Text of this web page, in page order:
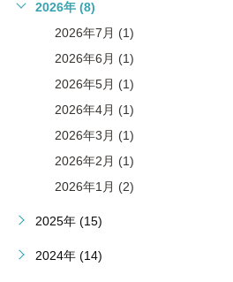
2026年 (8)
2026年7月 (1)
2026年6月 (1)
2026年5月 (1)
2026年4月 (1)
2026年3月 (1)
2026年2月 (1)
2026年1月 (2)
2025年 (15)
2024年 (14)